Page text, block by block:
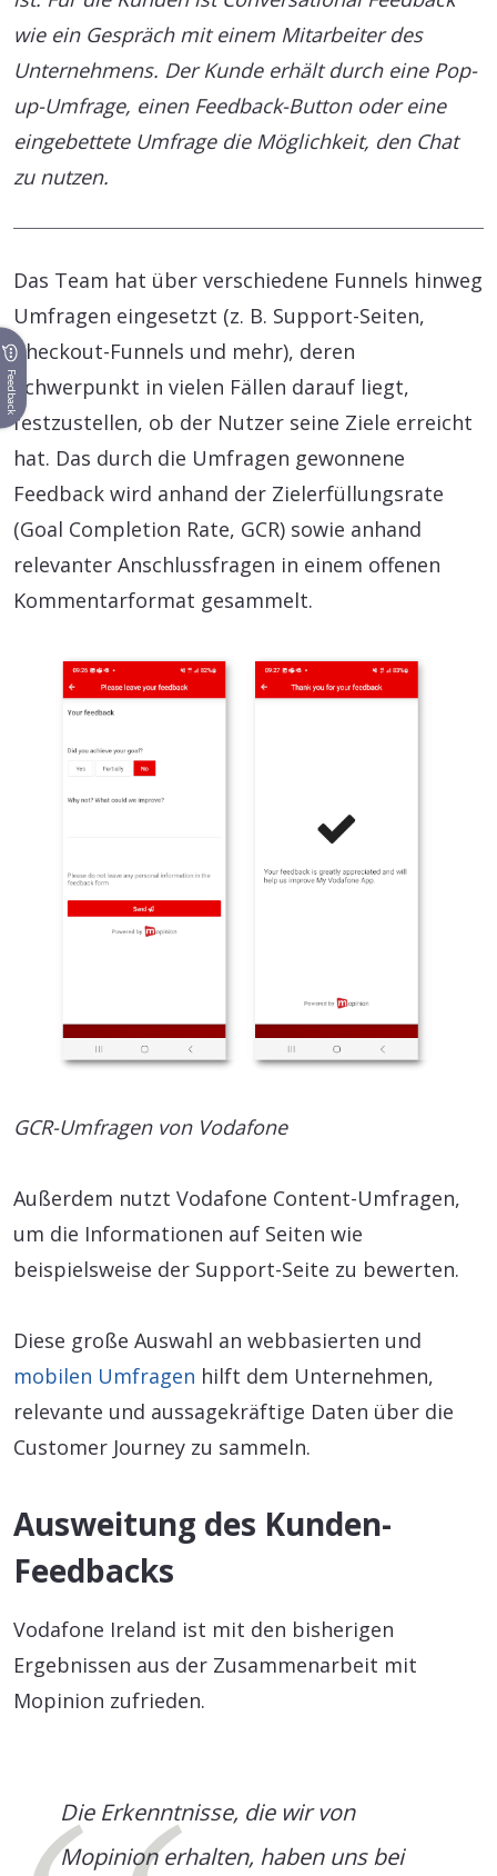
wie ein Gespräch mit einem Mitarbeiter des
Unternehmens. Der Kunde erhält durch eine Pop-
up-Umfrage, einen Feedback-Button oder eine
eingebettete Umfrage die Möglichkeit, den Chat
zu nutzen.
Das Team hat über verschiedene Funnels hinweg
Umfragen eingesetzt (z. B. Support-Seiten,
Checkout-Funnels und mehr), deren
Schwerpunkt in vielen Fällen darauf liegt,
festzustellen, ob der Nutzer seine Ziele erreicht
hat. Das durch die Umfragen gewonnene
Feedback wird anhand der Zielerfüllungsrate
(Goal Completion Rate, GCR) sowie anhand
relevanter Anschlussfragen in einem offenen
Kommentarformat gesammelt.
GCR-Umfragen von Vodafone
Außerdem nutzt Vodafone Content-Umfragen,
um die Informationen auf Seiten wie
beispielsweise der Support-Seite zu bewerten.
Diese große Auswahl an webbasierten und
mobilen Umfragen hilft dem Unternehmen,
relevante und aussagekräftige Daten über die
Customer Journey zu sammeln.
Ausweitung des Kunden-
Feedbacks
Vodafone Ireland ist mit den bisherigen
Ergebnissen aus der Zusammenarbeit mit
Mopinion zufrieden.
Die Erkenntnisse, die wir von
Mopinion erhalten, haben uns bei
Feedback